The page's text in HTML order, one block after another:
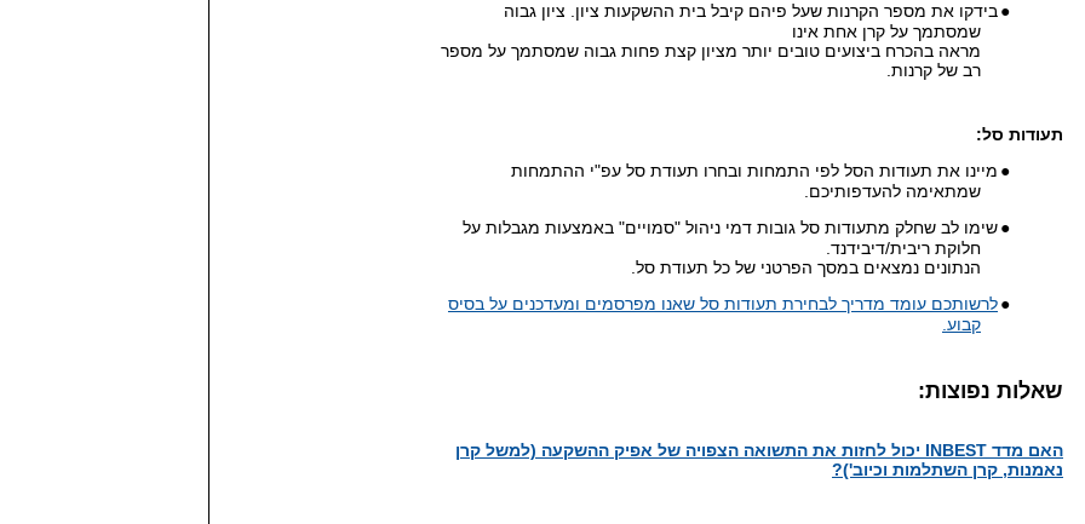
●בידקו את מספר הקרנות שעל פיהם קיבל בית ההשקעות ציון. ציון גבוה
שמסתמך על קרן אחת אינו
מראה בהכרח ביצועים טובים יותר מציון קצת פחות גבוה שמסתמך על מספר
רב של קרנות.
תעודות סל:
● מיינו את תעודות הסל לפי התמחות ובחרו תעודת סל עפ"י ההתמחות
שמתאימה להעדפותיכם.
●שימו לב שחלק מתעודות סל גובות דמי ניהול "סמויים" באמצעות מגבלות על
חלוקת ריבית/דיבידנד.
הנתונים נמצאים במסך הפרטני של כל תעודת סל.
●לרשותכם עומד מדריך לבחירת תעודות סל שאנו מפרסמים ומעדכנים על בסיס
קבוע.
שאלות נפוצות:
האם מדד INBEST יכול לחזות את התשואה הצפויה של אפיק ההשקעה (למשל קרן
נאמנות, קרן השתלמות וכיוב')?